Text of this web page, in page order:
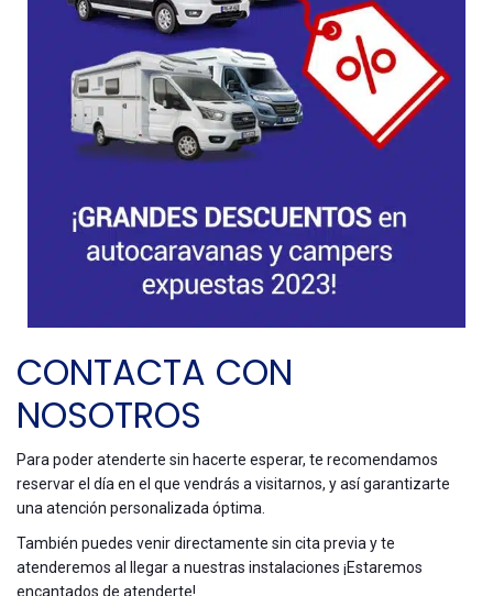
CONTACTA CON
NOSOTROS
Para poder atenderte sin hacerte esperar, te recomendamos
reservar el día en el que vendrás a visitarnos, y así garantizarte
una atención personalizada óptima.
También puedes venir directamente sin cita previa y te
atenderemos al llegar a nuestras instalaciones ¡Estaremos
encantados de atenderte!